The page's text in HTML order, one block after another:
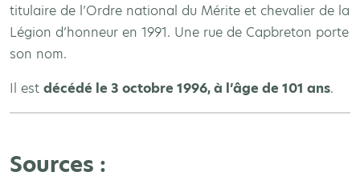
titulaire de l’Ordre national du Mérite et chevalier de la
Légion d’honneur en 1991. Une rue de Capbreton porte
son nom.
Il est décédé le 3 octobre 1996, à l’âge de 101 ans.
Sources :